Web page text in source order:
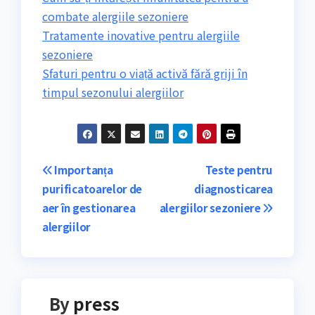
combate alergiile sezoniere
Tratamente inovative pentru alergiile
sezoniere
Sfaturi pentru o viață activă fără griji în
timpul sezonului alergiilor
Navigare
în
articole
Teste pentru
diagnosticarea
alergiilor sezoniere
Importanța
purificatoarelor de
aer în gestionarea
alergiilor
By press